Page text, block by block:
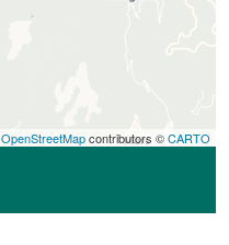
OpenStreetMapcontributors ©CARTO